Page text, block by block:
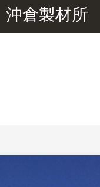
沖倉製材所